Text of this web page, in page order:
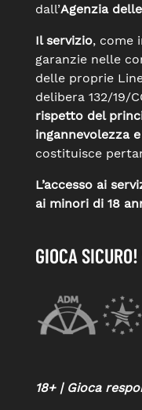
dall’Agenzia
Il servizio, come
garanzie nelle
delle proprie
delibera 132/19/
rispetto del
ingannevolezza
costituisce
L’accesso ai
ai minori di 18
GIOCA
18+ | Gioca